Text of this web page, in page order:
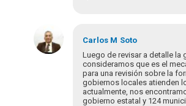
respuesta
a
¡Bienvenidos
bienvenidas
Carlos M Soto
Luego de revisar a detalle la
consideramos que es el
para una revisión sobre la
gobiernos locales atienden
actualmente, nos
gobierno estatal y 124